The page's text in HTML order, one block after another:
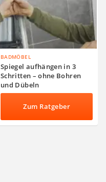
BADMÖBEL
Spiegel aufhängen in 3
Schritten – ohne Bohren
und Dübeln
Zum Ratgeber